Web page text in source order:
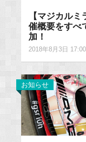
【マジカル
催概要をすべ
加！
2018年8月3日 17:00
お知らせ